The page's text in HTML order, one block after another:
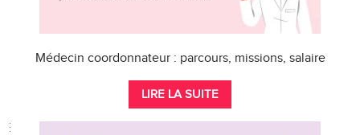
Médecin coordonnateur : parcours, missions, salaire
LIRE LA SUITE